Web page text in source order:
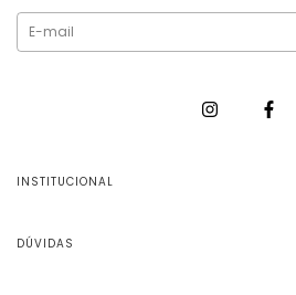
INSTITUCIONAL
DÚVIDAS